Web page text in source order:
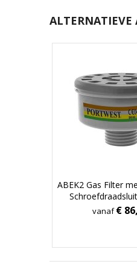
ALTERNATIEVE
ABEK2 Gas Filter
vanaf€